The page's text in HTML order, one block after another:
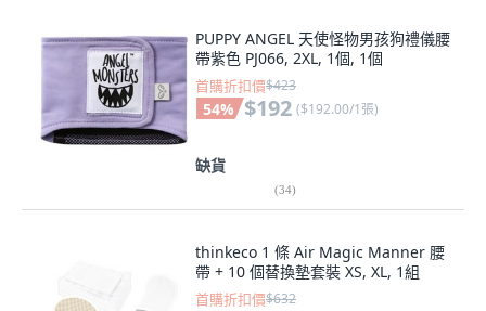
PUPPY ANGEL 天使怪物男孩狗禮儀腰
帶紫色 PJ066, 2XL, 1個, 1個
首購折扣價$423
54% $192 ($192.00/1張)
缺貨
(34)
thinkeco 1 條 Air Magic Manner 腰
帶 + 10 個替換墊套裝 XS, XL, 1組
首購折扣價$632